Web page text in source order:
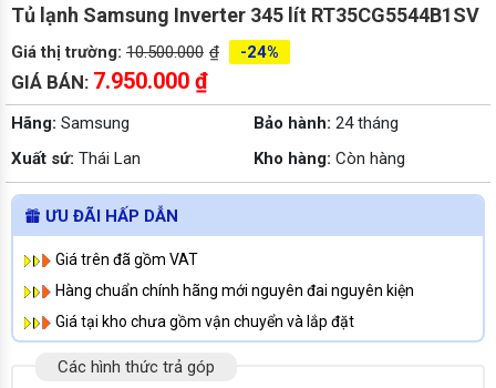
Tủ lạnh Samsung Inverter 345 lít RT35CG5544B1SV
Giá thị trường: 10.500.000 ₫ -24%
GIÁ BÁN: 7.950.000 ₫
Hãng: Samsung Bảo hành: 24 tháng
Xuất sứ: Thái Lan Kho hàng: Còn hàng
ƯU ĐÃI HẤP DẪN
Giá trên đã gồm VAT
Hàng chuẩn chính hãng mới nguyên đai nguyên kiện
Giá tại kho chưa gồm vận chuyển và lắp đặt
Các hình thức trả góp